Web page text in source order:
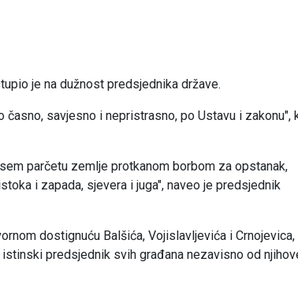
je na dužnost predsjednika države.
savjesno i nepristrasno, po Ustavu i zakonu",
parčetu zemlje protkanom borbom za opstanak,
i zapada, sjevera i juga", naveo je predsjednik
dostignuću Balšića, Vojislavljevića i Crnojevica,
predsjednik svih građana nezavisno od